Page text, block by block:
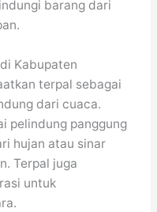
barang dari
Kabupaten
terpal sebagai
dari cuaca.
pelindung panggung
hujan atau sinar
Terpal juga
untuk